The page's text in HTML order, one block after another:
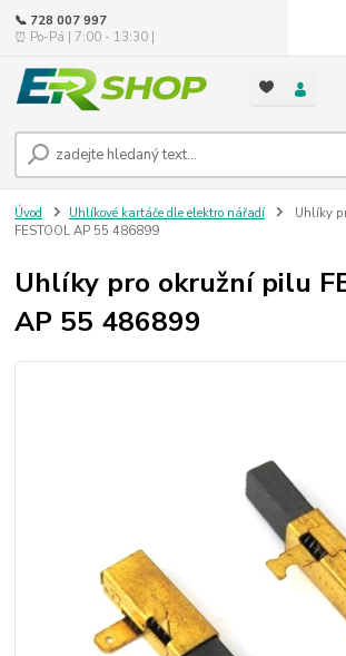
📞 728 007 997
⏰ Po-Pá | 7:00 - 13:30 |
Úvod Uhlíkové kartáče dle elektro nářadí
Uhlíky
FESTOOL AP 55 486899
Uhlíky pro okružní pilu
AP 55 486899